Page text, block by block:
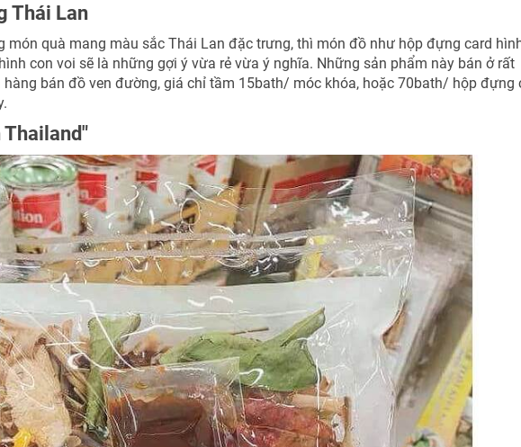
Thái Lan
món quà mang màu sắc Thái Lan đặc trưng, thì món đồ như hộp đựng card
con voi sẽ là những gợi ý vừa rẻ vừa ý nghĩa. Những sản phẩm này bán ở rất
bán đồ ven đường, giá chỉ tầm 15bath/ móc khóa, hoặc 70bath/ hộp đựng
Thailand"